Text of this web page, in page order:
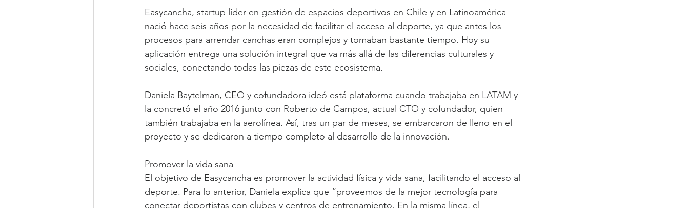
Easycancha, startup líder en gestión de espacios deportivos en Chile y en Latinoamérica
nació hace seis años por la necesidad de facilitar el acceso al deporte, ya que antes los
procesos para arrendar canchas eran complejos y tomaban bastante tiempo. Hoy su
aplicación entrega una solución integral que va más allá de las diferencias culturales y
sociales, conectando todas las piezas de este ecosistema.
Daniela Baytelman, CEO y cofundadora ideó está plataforma cuando trabajaba en LATAM y
la concretó el año 2016 junto con Roberto de Campos, actual CTO y cofundador, quien
también trabajaba en la aerolínea. Así, tras un par de meses, se embarcaron de lleno en el
proyecto y se dedicaron a tiempo completo al desarrollo de la innovación.
Promover la vida sana
El objetivo de Easycancha es promover la actividad física y vida sana, facilitando el acceso al
deporte. Para lo anterior, Daniela explica que “proveemos de la mejor tecnología para
conectar deportistas con clubes y centros de entrenamiento. En la misma línea, el